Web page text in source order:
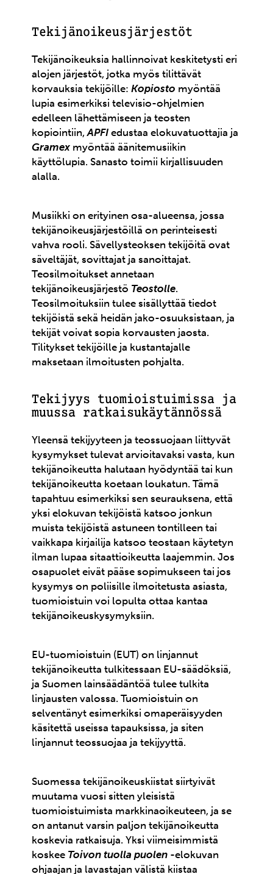
Tekijänoikeusjärjestöt
Tekijänoikeuksia hallinnoivat keskitetysti eri
alojen järjestöt, jotka myös tilittävät
korvauksia tekijöille:Kopiosto myöntää
lupia esimerkiksi televisio-ohjelmien
edelleen lähettämiseen ja teosten
kopiointiin,APFI edustaa elokuvatuottajia ja
Gramex myöntää äänitemusiikin
käyttölupia. Sanasto toimii kirjallisuuden
alalla.
Musiikki on erityinen osa-alueensa, jossa
tekijänoikeusjärjestöillä on perinteisesti
vahva rooli. Sävellysteoksen tekijöitä ovat
säveltäjät, sovittajat ja sanoittajat.
Teosilmoitukset annetaan
tekijänoikeusjärjestö Teostolle.
Teosilmoituksiin tulee sisällyttää tiedot
tekijöistä sekä heidän jako-osuuksistaan, ja
tekijät voivat sopia korvausten jaosta.
Tilitykset tekijöille ja kustantajalle
maksetaan ilmoitusten pohjalta.
Tekijyys tuomioistuimissa ja
muussa ratkaisukäytännössä
Yleensä tekijyyteen ja teossuojaan liittyvät
kysymykset tulevat arvioitavaksi vasta, kun
tekijänoikeutta halutaan hyödyntää tai kun
tekijänoikeutta koetaan loukatun. Tämä
tapahtuu esimerkiksi sen seurauksena, että
yksi elokuvan tekijöistä katsoo jonkun
muista tekijöistä astuneen tontilleen tai
vaikkapa kirjailija katsoo teostaan käytetyn
ilman lupaa sitaattioikeutta laajemmin. Jos
osapuolet eivät pääse sopimukseen tai jos
kysymys on poliisille ilmoitetusta asiasta,
tuomioistuin voi lopulta ottaa kantaa
tekijänoikeuskysymyksiin.
EU-tuomioistuin (EUT) on linjannut
tekijänoikeutta tulkitessaan EU-säädöksiä,
ja Suomen lainsäädäntöä tulee tulkita
linjausten valossa. Tuomioistuin on
selventänyt esimerkiksi omaperäisyyden
käsitettä useissa tapauksissa, ja siten
linjannut teossuojaa ja tekijyyttä.
Suomessa tekijänoikeuskiistat siirtyivät
muutama vuosi sitten yleisistä
tuomioistuimista markkinaoikeuteen, ja se
on antanut varsin paljon tekijänoikeutta
koskevia ratkaisuja. Yksi viimeisimmistä
koskee Toivon tuolla puolen -elokuvan
ohjaajan ja lavastajan välistä kiistaa